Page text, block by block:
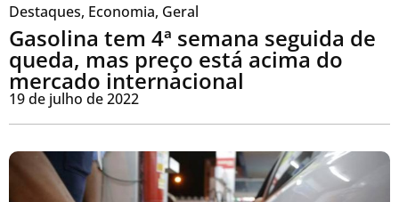
Destaques, Economia, Geral
Gasolina tem 4ª semana seguida de
queda, mas preço está acima do
mercado internacional
19 de julho de 2022